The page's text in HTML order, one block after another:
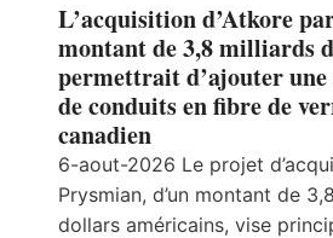
L’acquisition d’Atkore
montant de 3,8 milliards
permettrait d’ajouter une
de conduits en fibre de
canadien
6-aout-2026 Le projet
Prysmian, d’un montant de
dollars américains, vise